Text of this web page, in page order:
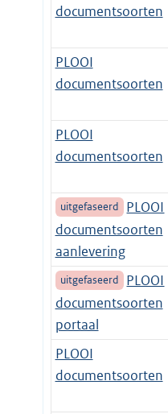
documentsoorten
PLOOI
documentsoorten
PLOOI
documentsoorten
uitgefaseerd
PLOOI
documentsoorten
aanlevering
uitgefaseerd
PLOOI
documentsoorten
portaal
PLOOI
documentsoorten